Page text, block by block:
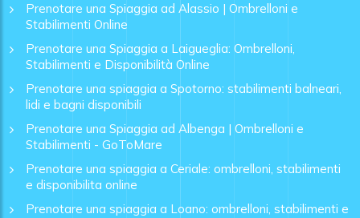
Prenotare una Spiaggia ad Alassio | Ombrelloni e
Stabilimenti Online
Prenotare una Spiaggia a Laigueglia: Ombrelloni,
Stabilimenti e Disponibilità Online
Prenotare una spiaggia a Spotorno: stabilimenti balneari,
lidi e bagni disponibili
Prenotare una Spiaggia ad Albenga | Ombrelloni e
Stabilimenti - GoToMare
Prenotare una spiaggia a Ceriale: ombrelloni, stabilimenti
e disponibilita online
Prenotare una spiaggia a Loano: ombrelloni, stabilimenti e